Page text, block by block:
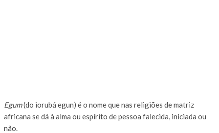
Egum(do iorubá egun) é o nome que nas religiões de matriz
africana se dá à alma ou espírito de pessoa falecida, iniciada ou
não.